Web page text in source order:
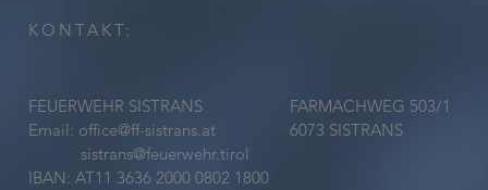
KONTAKT:
FEUERWEHR SISTRANS
Email: office@ff-sistrans.at
sistrans@feuerwehr.tirol
IBAN: AT11 3636 2000 0802 1800
FARMACHWEG 503/1
6073 SISTRANS